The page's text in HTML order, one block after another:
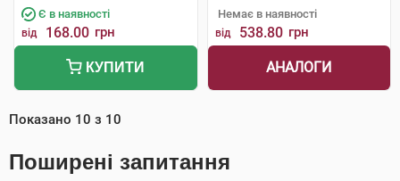
Є в наявності
від 168.00 грн
КУПИТИ
Немає в наявності
від 538.80 грн
АНАЛОГИ
Показано 10 з 10
Поширені запитання